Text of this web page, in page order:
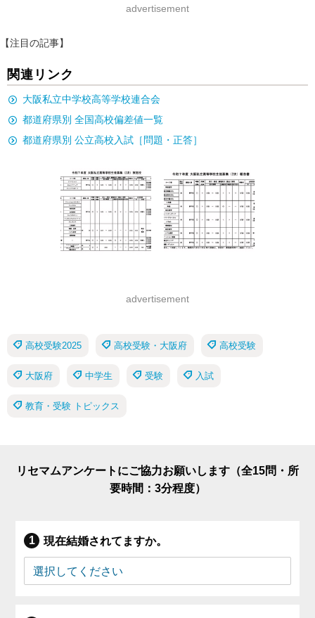
advertisement
【注目の記事】
関連リンク
大阪私立中学校高等学校連合会
都道府県別 全国高校偏差値一覧
都道府県別 公立高校入試［問題・正答］
advertisement
高校受験2025 高校受験・大阪府 高校受験
大阪府 中学生 受験 入試
教育・受験 トピックス
リセマムアンケートにご協力お願いします（全15問・所
要時間：3分程度）
現在結婚されてますか。